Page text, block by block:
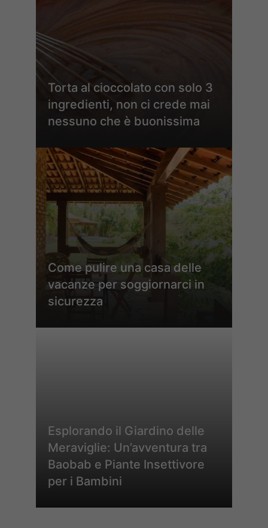
Torta al cioccolato con solo 3
ingredienti, non ci crede mai
nessuno che è buonissima
Come pulire una casa delle
vacanze per soggiornarci in
sicurezza
Esplorando il Giardino delle
Meraviglie: Un’avventura tra
Baobab e Piante Insettivore
per i Bambini